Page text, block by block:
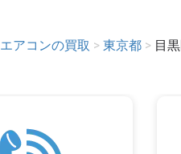
エアコンの買取 > 東京都 > 目